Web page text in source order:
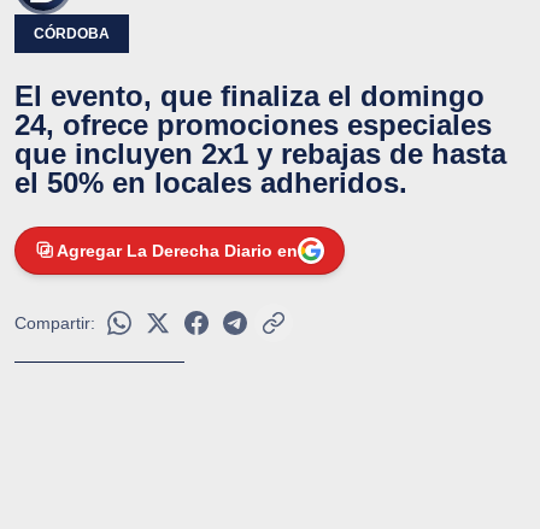
CÓRDOBA
El evento, que finaliza el domingo
24, ofrece promociones especiales
que incluyen 2x1 y rebajas de hasta
el 50% en locales adheridos.
Agregar La Derecha Diario en
Compartir: